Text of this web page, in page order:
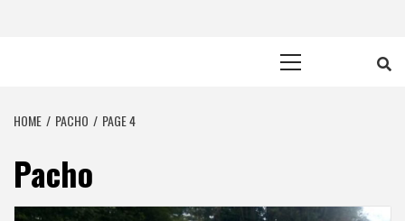
HOME PACHO PAGE 4
Pacho